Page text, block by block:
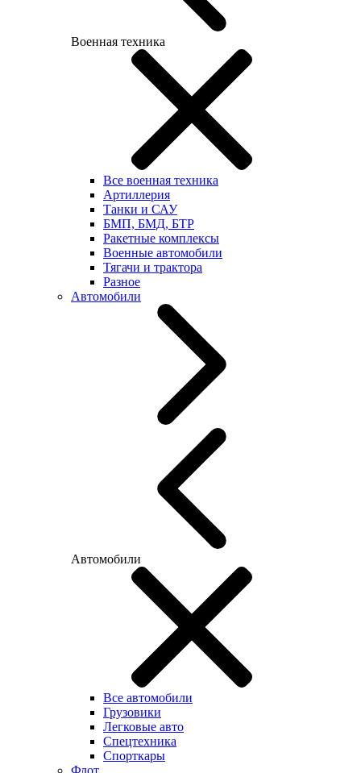
Военная техника
Все военная техника
Артиллерия
Танки и САУ
БМП, БМД, БТР
Ракетные комплексы
Военные автомобили
Тягачи и трактора
Разное
Автомобили
Автомобили
Все автомобили
Грузовики
Легковые авто
Спецтехника
Спорткары
Флот